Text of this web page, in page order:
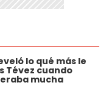
lo qué más le
Tévez cuando
mucha